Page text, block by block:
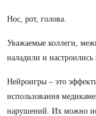
Нос, рот, голова.
Уважаемые коллеги,
наладили и
Нейроигры – это
использования
нарушений. Их можно